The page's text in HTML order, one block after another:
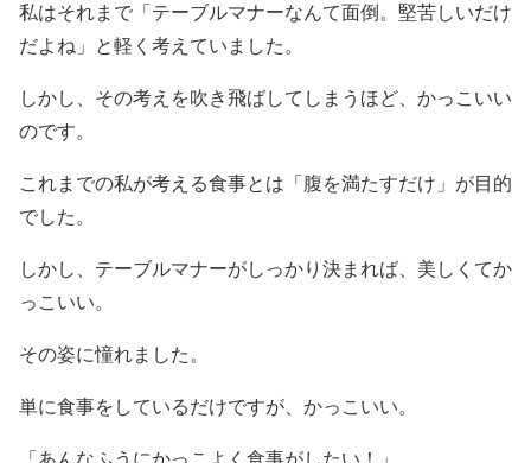
私はそれまで「テーブルマナーなんて面倒。堅苦しいだけ
だよね」と軽く考えていました。
しかし、その考えを吹き飛ばしてしまうほど、かっこいい
のです。
これまでの私が考える食事とは「腹を満たすだけ」が目的
でした。
しかし、テーブルマナーがしっかり決まれば、美しくてか
っこいい。
その姿に憧れました。
単に食事をしているだけですが、かっこいい。
「あんなふうにかっこよく食事がしたい！」